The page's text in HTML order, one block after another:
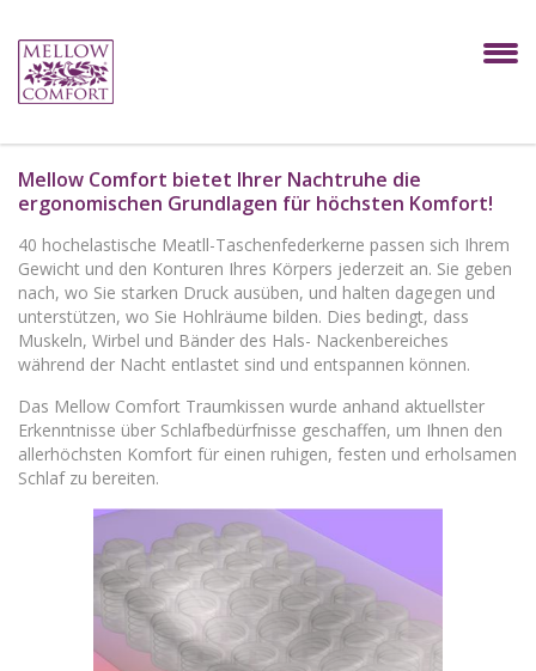
Mellow Comfort bietet Ihrer Nachtruhe die
ergonomischen Grundlagen für höchsten Komfort!
40 hochelastische Meatll-Taschenfederkerne passen sich Ihrem
Gewicht und den Konturen Ihres Körpers jederzeit an. Sie geben
nach, wo Sie starken Druck ausüben, und halten dagegen und
unterstützen, wo Sie Hohlräume bilden. Dies bedingt, dass
Muskeln, Wirbel und Bänder des Hals- Nackenbereiches
während der Nacht entlastet sind und entspannen können.
Das Mellow Comfort Traumkissen wurde anhand aktuellster
Erkenntnisse über Schlafbedürfnisse geschaffen, um Ihnen den
allerhöchsten Komfort für einen ruhigen, festen und erholsamen
Schlaf zu bereiten.